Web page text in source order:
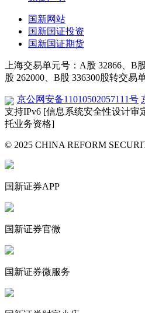
国新网站
国新国证投资
国新国证期货
上海交易单元号：A股 32866、B
股 262000、B股 336300股转交易
京公网安备11010502057111号
支持IPv6 [信息系统安全性设计审
托业务资格]
© 2025 CHINA REFORM
国新证券APP
国新证券官微
国新证券微服务